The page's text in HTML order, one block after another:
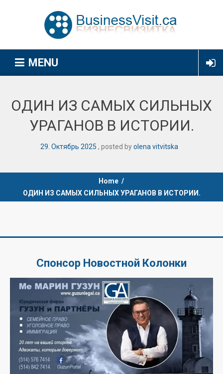
MENU
ОДИН ИЗ САМЫХ СИЛЬНЫХ
УРАГАНОВ В ИСТОРИИ.
29 Октябрь 2025 posted byolena vitvitska
Home /
ОДИН ИЗ САМЫХ СИЛЬНЫХ УРАГАНОВ В ИСТОРИИ.
Спонсор Новостной Колонки